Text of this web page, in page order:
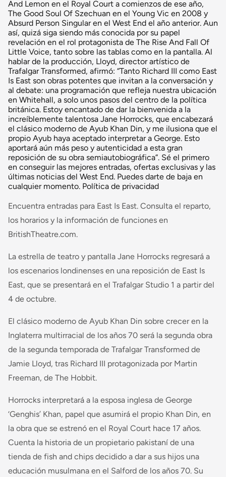
And Lemon en el Royal Court a comienzos de ese año,
The Good Soul Of Szechuan en el Young Vic en 2008 y
Absurd Person Singular en el West End el año anterior. Aun
así, quizá siga siendo más conocida por su papel
revelación en el rol protagonista de The Rise And Fall Of
Little Voice, tanto sobre las tablas como en la pantalla. Al
hablar de la producción, Lloyd, director artístico de
Trafalgar Transformed, afirmó: “Tanto Richard III como East
Is East son obras potentes que invitan a la conversación y
al debate: una programación que refleja nuestra ubicación
en Whitehall, a solo unos pasos del centro de la política
británica. Estoy encantado de dar la bienvenida a la
increíblemente talentosa Jane Horrocks, que encabezará
el clásico moderno de Ayub Khan Din, y me ilusiona que el
propio Ayub haya aceptado interpretar a George. Esto
aportará aún más peso y autenticidad a esta gran
reposición de su obra semiautobiográfica”. Sé el primero
en conseguir las mejores entradas, ofertas exclusivas y las
últimas noticias del West End. Puedes darte de baja en
cualquier momento. Política de privacidad
Encuentra entradas para East Is East. Consulta el reparto,
los horarios y la información de funciones en
BritishTheatre.com.
La estrella de teatro y pantalla Jane Horrocks regresará a
los escenarios londinenses en una reposición de East Is
East, que se presentará en el Trafalgar Studio 1 a partir del
4 de octubre.
El clásico moderno de Ayub Khan Din sobre crecer en la
Inglaterra multirracial de los años 70 será la segunda obra
de la segunda temporada de Trafalgar Transformed de
Jamie Lloyd, tras Richard III protagonizada por Martin
Freeman, de The Hobbit.
Horrocks interpretará a la esposa inglesa de George
‘Genghis’ Khan, papel que asumirá el propio Khan Din, en
la obra que se estrenó en el Royal Court hace 17 años.
Cuenta la historia de un propietario pakistaní de una
tienda de fish and chips decidido a dar a sus hijos una
educación musulmana en el Salford de los años 70. Su